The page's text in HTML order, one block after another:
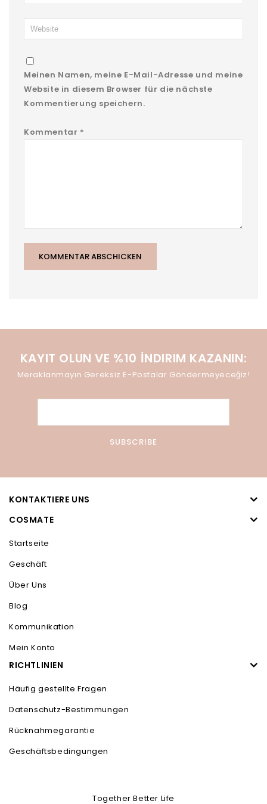
Meinen Namen, meine E-Mail-Adresse und meine
Website in diesem Browser für die nächste
Kommentierung speichern.
Kommentar *
KAYIT OLUN VE %10 İNDIRIM KAZANIN:
Meraklanmayın Gereksiz E-Postalar Göndermeyeceğiz!
KONTAKTIERE UNS
COSMATE
Startseite
Geschäft
Über Uns
Blog
Kommunikation
Mein Konto
RICHTLINIEN
Häufig gestellte Fragen
Datenschutz-Bestimmungen
Rücknahmegarantie
Geschäftsbedingungen
Together Better Life